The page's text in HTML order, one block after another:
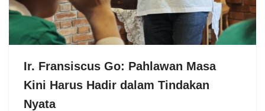
Ir. Fransiscus Go: Pahlawan Masa
Kini Harus Hadir dalam Tindakan
Nyata